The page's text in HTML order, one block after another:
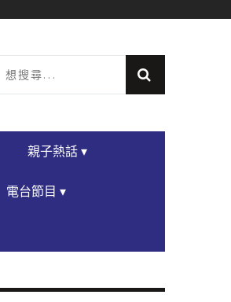
親子熱話 ▾
電台節目 ▾